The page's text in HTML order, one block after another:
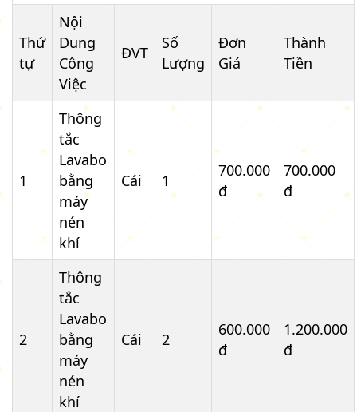
Thứ
tự
Nội
Dung
Công
Việc
ĐVT
Số
Lượng
Đơn
Giá
Thành
Tiền
1
Thông
tắc
Lavabo
bằng
máy
nén
khí
Cái 1
700.000
đ
700.000
đ
2
Thông
tắc
Lavabo
bằng
máy
nén
khí
Cái 2
600.000
đ
1.200.000
đ